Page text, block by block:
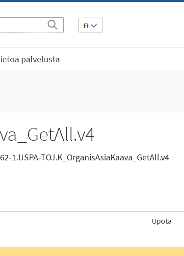
FI
palvelusta
1.USPA-TOJ.K_OrganisAsiaKaava_GetAll.v4
Upota